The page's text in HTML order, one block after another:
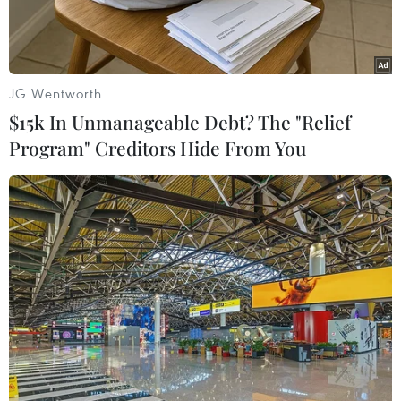
Ông Serzh Sarkisian. (Nguồn: THX/TTXVN)
Theo AFP và THX, với 77 phiếu thuận và 17
phiếu chống, Quốc hội Armenia ngày 17/4 đã
bầu cựu Tổng thống Serzh Sarkisian làm Thủ
tướng nước này, giúp ông duy trì quyền lực bất
JG Wentworth
$15k In Unmanageable Debt? The "Relief
Program" Creditors Hide From You